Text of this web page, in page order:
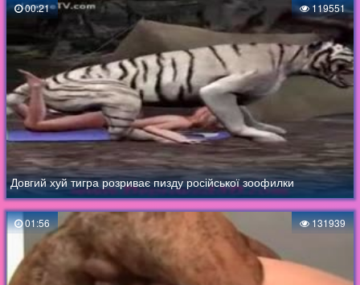
00:21 119551
Довгий хуй тигра розриває пизду російської зоофилки
01:56 131939